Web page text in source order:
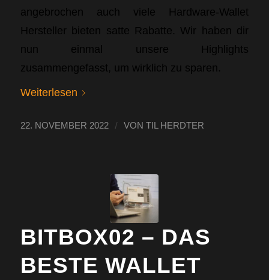
angebrochen auch viele Hardware-Wallet
Hersteller bieten satte Rabatte. Wir haben dir
nun einmal unsere Highlights
zusammengefasst, um wirklich zu sparen.
Weiterlesen
22. NOVEMBER 2022 / VON TIL HERDTER
BITBOX02 – DAS
BESTE WALLET